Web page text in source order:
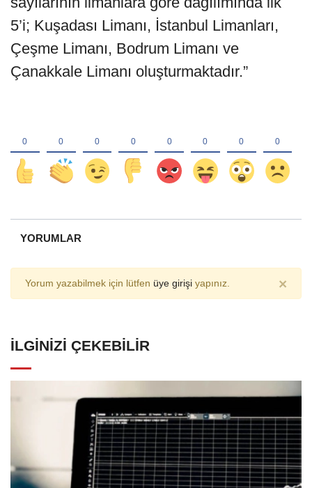
5’i; Kuşadası Limanı, İstanbul Limanları,
Çeşme Limanı, Bodrum Limanı ve
Çanakkale Limanı oluşturmaktadır.”
YORUMLAR
Yorum yazabilmek için lütfen üye girişi yapınız. ×
İLGINIZI ÇEKEBILIR